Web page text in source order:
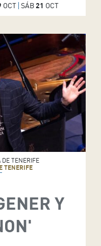
OCT SÁB21 OCT
DE TENERIFE
TENERIFE
Y